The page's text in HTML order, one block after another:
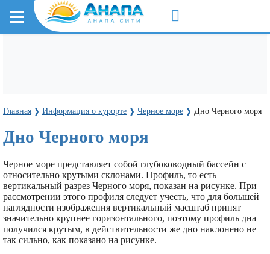
Главная ❱ Информация о курорте ❱ Черное море ❱ Дно Черного моря
Дно Черного моря
Черное море представляет собой глубоководный бассейн с
относительно крутыми склонами. Профиль, то есть
вертикальный разрез Черного моря, показан на рисунке. При
рассмотрении этого профиля следует учесть, что для большей
наглядности изображения вертикальный масштаб принят
значительно крупнее горизонтального, поэтому профиль дна
получился крутым, в действительности же дно наклонено не
так сильно, как показано на рисунке.